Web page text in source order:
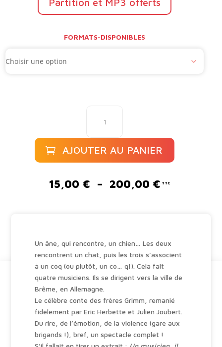
FORMATS-DISPONIBLES
de
AJOUTER AU PANIER
15,00 € – 200,00 €Plage
200,00 €
Un âne, qui rencontre, un chien… Les deux
rencontrent un chat, puis les trois s’associent
à un coq (ou plutôt, un co… q!). Cela fait
quatre musiciens. Ils se dirigent vers la ville de
Brême, en Allemagne.
Le célèbre conte des frères Grimm, remanié
fidèlement par Eric Herbette et Julien Joubert.
Du rire, de l’émotion, de la violence (gare aux
brigands !), bref, un spectacle complet !